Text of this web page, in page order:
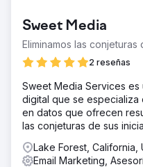
Sweet Media
Eliminamos las
2 reseñas
Sweet Media Services
digital que se especializa
en datos que ofrecen
las conjeturas de sus
Lake Forest, California,
Email Marketing,